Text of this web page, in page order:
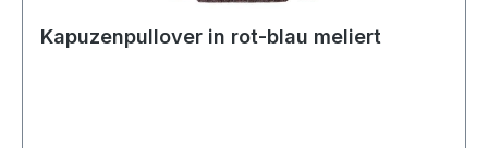
Kapuzenpullover in rot-blau meliert